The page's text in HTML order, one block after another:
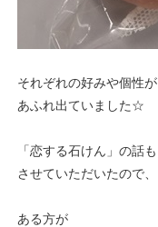
それぞれの好みや個性が
あふれ出ていました☆
「恋する石けん」の話も
させていただいたので、
ある方が